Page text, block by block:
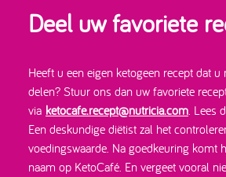
Deel uw favoriete
Heeft u een eigen ketogeen recept dat
delen? Stuur ons dan uw favoriete
via ketocafe.recept@nutricia.com. Lees
Een deskundige diëtist zal het
voedingswaarde. Na goedkeuring komt
naam op KetoCafé. En vergeet vooral